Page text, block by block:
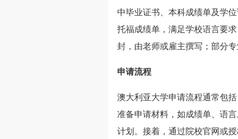
中毕业证书、本科成绩单及学
托福成绩单，满足学校语言要
封，由老师或雇主撰写；部分
申请流程
澳大利亚大学申请流程通常包
准备申请材料，如成绩单、语
计划。接着，通过院校官网或